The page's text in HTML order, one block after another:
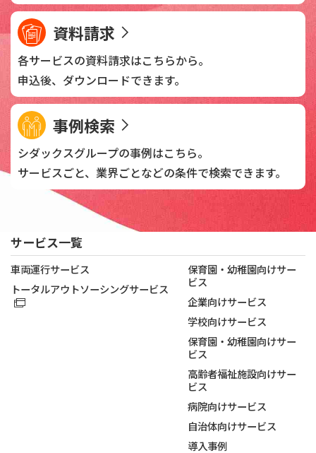
資料請求
各サービスの資料請求はこちらから。
申込後、 ダウンロードできます。
事例検索
シダックスグループの事例はこちら。
サービスごと、業界ごとなどの条件で検索できます。
サービス一覧
車両運行サービス
トータルアウトソーシングサービス
保育園・幼稚園向けサー
ビス
企業向けサービス
学校向けサービス
保育園・幼稚園向けサー
ビス
高齢者福祉施設向けサー
ビス
病院向けサービス
自治体向けサービス
導入事例